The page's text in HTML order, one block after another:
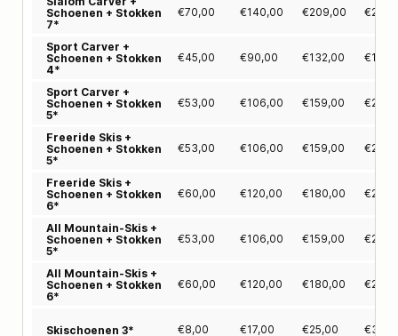
Schoenen + Stokken
7*
€70,00 €140,00 €209,00 €
Sport Carver +
Schoenen + Stokken
4*
€45,00 €90,00 €132,00 €
Sport Carver +
Schoenen + Stokken
5*
€53,00 €106,00 €159,00 €
Freeride Skis +
Schoenen + Stokken
5*
€53,00 €106,00 €159,00 €
Freeride Skis +
Schoenen + Stokken
6*
€60,00 €120,00 €180,00 €
All Mountain-Skis +
Schoenen + Stokken
5*
€53,00 €106,00 €159,00 €
All Mountain-Skis +
Schoenen + Stokken
6*
€60,00 €120,00 €180,00 €
Skischoenen 3* €8,00 €17,00 €25,00 €